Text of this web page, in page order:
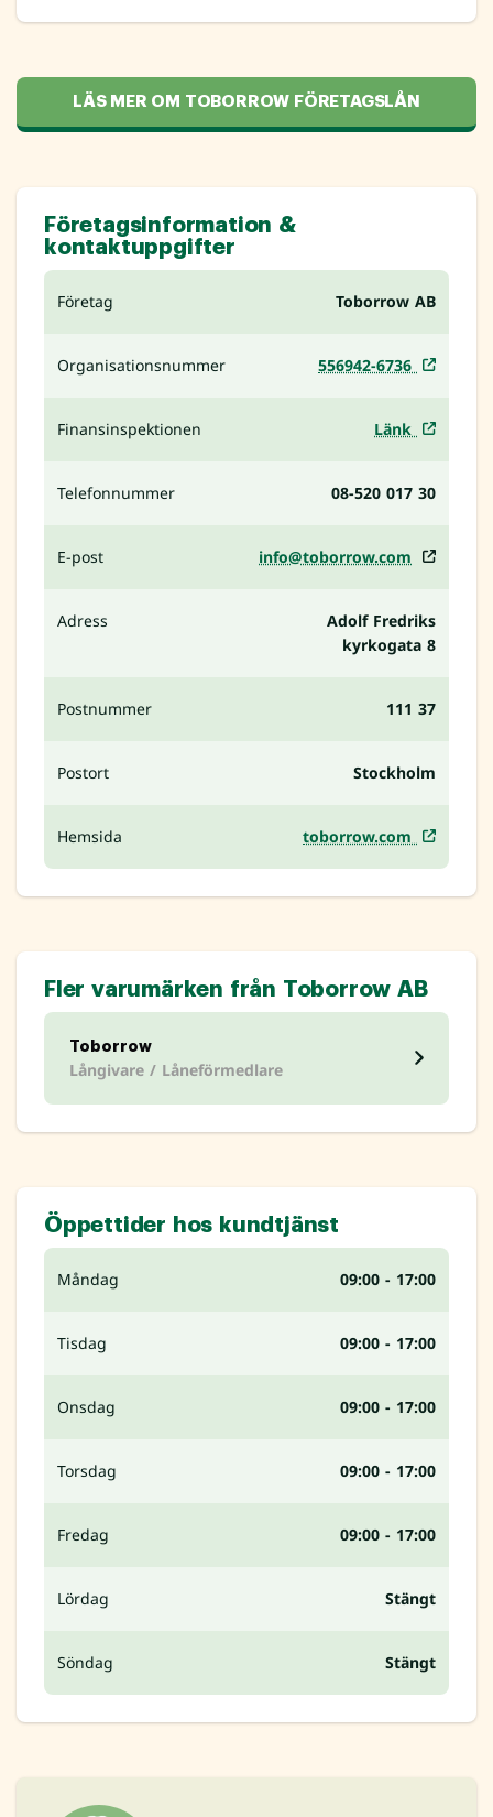
LÄS MER OM TOBORROW FÖRETAGSLÅN
Företagsinformation &
kontaktuppgifter
Företag Toborrow AB
Organisationsnummer 556942-6736
Finansinspektionen Länk
Telefonnummer 08-520 017 30
E-post info@toborrow.com
Adress
Adolf Fredriks
kyrkogata 8
Postnummer 111 37
Postort Stockholm
Hemsida toborrow.com
Fler varumärken från Toborrow AB
Toborrow
Långivare / Låneförmedlare
Öppettider hos kundtjänst
Måndag 09:00 - 17:00
Tisdag 09:00 - 17:00
Onsdag 09:00 - 17:00
Torsdag 09:00 - 17:00
Fredag 09:00 - 17:00
Lördag Stängt
Söndag Stängt